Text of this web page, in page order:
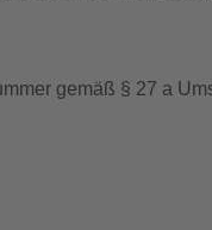
gemäß § 27 a